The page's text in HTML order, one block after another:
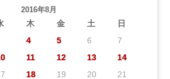
2016年8月
木 金 土
日
4 5 6
7
11 12 13
14
18 19 20
21